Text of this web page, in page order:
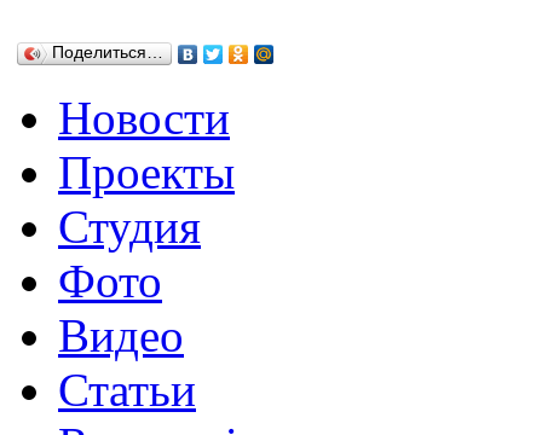
Поделиться…
Новости
Проекты
Студия
Фото
Видео
Статьи